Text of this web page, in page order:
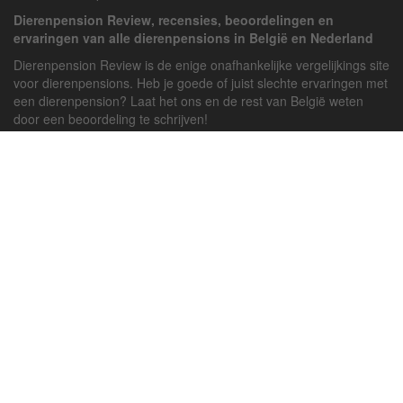
Dierenpension Review, recensies, beoordelingen en
ervaringen van alle dierenpensions in België en Nederland
Dierenpension Review is de enige onafhankelijke vergelijkings site
voor dierenpensions. Heb je goede of juist slechte ervaringen met
een dierenpension? Laat het ons en de rest van België weten
door een beoordeling te schrijven!